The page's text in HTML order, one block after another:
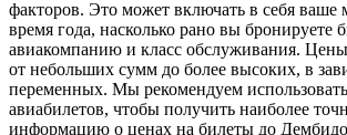
факторов. Это может включать в себя ваше
время года, насколько рано вы бронируете
авиакомпанию и класс обслуживания. Цены
от небольших сумм до более высоких, в
переменных. Мы рекомендуем
авиабилетов, чтобы получить наиболее
информацию о ценах на билеты до